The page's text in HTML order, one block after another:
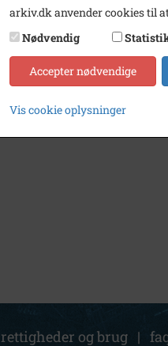
rettigheder og brug |
arkiv.dk anvender cookies til
Nødvendig
Accepter nødvendige
Vis cookie oplysninger